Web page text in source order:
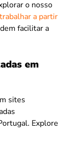
o nosso
a partir
facilitar a
em
sites
Explore